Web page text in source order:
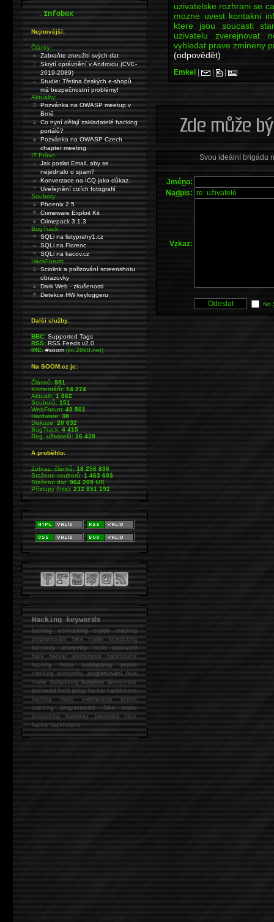
uzivatelske rozhrani se
mozne uvest kontakni
ktere jsou soucasti
uzivatelu zverejnovat
vyhledat prave zmineny
(odpovědět)
Emkei | | |
Svou ideální brigádu
Jméno:
Nadpis:
Vzkaz:
No
.Infobox
Nejnovější:
Články:
Zabraňte zneužití svých dat
Skrytí oprávnění v Androidu (CVE-
2019-2089)
Studie: Třetina českých e-shopů
má bezpečnostní problémy!
Aktuality:
Pozvánka na OWASP meetup v
Brně
Co nyní dělají zakladatelé hacking
portálů?
Pozvánka na OWASP Czech
chapter meeting
IT Právo:
Jak poslat Email, aby se
nejednalo o spam?
Konverzace na ICQ jako důkaz.
Uveřejnění cizích fotografií
Soubory:
Phoenix 2.5
Crimeware Exploit Kit
Crimepack 3.1.3
BugTrack:
SQLi na listyprahy1.cz
SQLi na Florenc
SQLi na kacov.cz
HackForum:
Sciolink a pořizování screenshotu
obrazovky
Dark Web - zkušenosti
Detekce HW keyloggeru
Další služby:
BBC: Supported Tags
RSS: RSS Feeds v2.0
IRC: #soom(irc.2600.net)
Na SOOM.cz je:
Článků:991
Komentářů:14 274
Aktualit:1 862
Souborů:151
WebForum:49 501
Hardware:38
Diskuze:20 632
BugTrack:4 415
Reg. uživatelů:16 428
A proběhlo:
Zobraz. článků:18 256 836
Staženo souborů:1 463 603
Staženo dat:964 209MB
Přístupy (hits):232 851 192
Hacking keywords
hackingwebhacking exploit cracking
programování fake mailer lockpicking
bumpkey anonymity heslo password
hackhacker anonymous hackforums
hackingheslo webhacking exploit
cracking anonymity programování fake
mailer lockpicking bumpkey anonymous
password hack proxy hacker hackforums
hacking heslo webhacking exploit
cracking programování fake mailer
lockpicking bumpkey password hack
hackerhackforums